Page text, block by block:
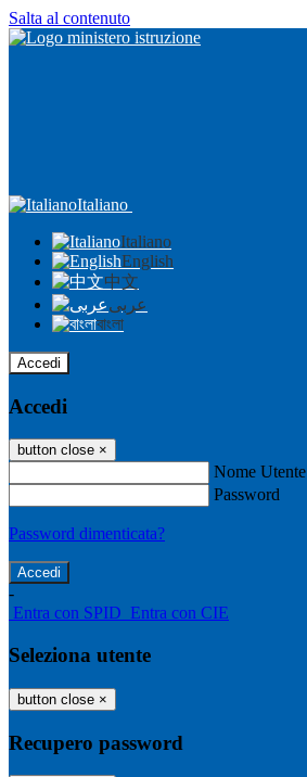
Salta al contenuto
Italiano
Italiano
English
中文
عربى
বাংলা
Accedi
Accedi
button close ×
Nome Utente
Password
Password dimenticata?
-
Entra con SPID Entra con CIE
Seleziona utente
button close ×
Recupero password